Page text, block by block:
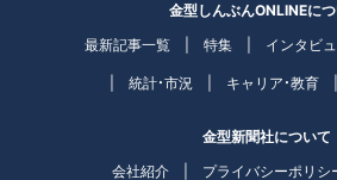
金型しんぶんONLINEに
最新記事一覧
特集 インタビ
統計・市況 キャリア・教育
金型新聞社について
会社紹介
プライバシーポリシ